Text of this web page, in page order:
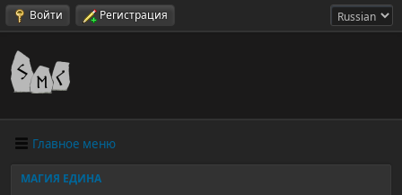
Войти Регистрация
Главное меню
МАГИЯ ЕДИНА